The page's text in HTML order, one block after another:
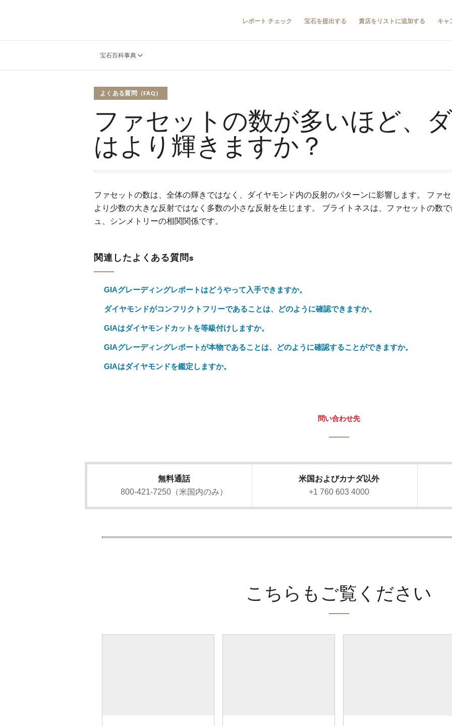
レポート チェック 宝石を提出する 貴店をリストに追加する キャ
宝石百科事典
よくある質問（FAQ）
ファセットの数が多いほど、
はより輝きますか？
ファセットの数は、全体の輝きではなく、ダイヤモンド内の反射のパターンに影響します。 ファ
より少数の大きな反射ではなく多数の小さな反射を生じます。 ブライトネスは、ファセットの数
ュ、シンメトリーの相関関係です。
関連したよくある質問s
GIAグレーディングレポートはどうやって入手できますか。
ダイヤモンドがコンフリクトフリーであることは、どのように確認できますか。
GIAはダイヤモンドカットを等級付けしますか。
GIAグレーディングレポートが本物であることは、どのように確認することができますか。
GIAはダイヤモンドを鑑定しますか。
問い合わせ先
無料通話
800-421-7250（米国内のみ）
米国およびカナダ以外
+1 760 603 4000
こちらもご覧ください